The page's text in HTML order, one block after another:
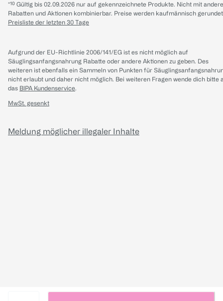
*¹⁰ Gültig bis 02.09.2026 nur auf gekennzeichnete Produkte. Nicht mit
Rabatten und Aktionen kombinierbar. Preise werden kaufmännisch
Preisliste der letzten 30 Tage
Aufgrund der EU-Richtlinie 2006/141/EG ist es nicht möglich auf
Säuglingsanfangsnahrung Rabatte oder andere Aktionen zu geben. Des
weiteren ist ebenfalls ein Sammeln von Punkten für
nicht erlaubt und daher nicht möglich. Bei weiteren Fragen wende dich bitte
das BIPA Kundenservice.
MwSt. gesenkt
Meldung möglicher illegaler Inhalte